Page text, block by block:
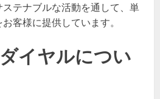
テナブルな活動を通して、単
客様に提供しています。
イヤルについ